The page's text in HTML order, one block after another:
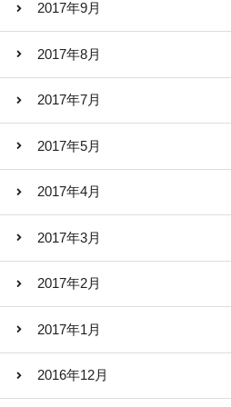
2017年9月
2017年8月
2017年7月
2017年5月
2017年4月
2017年3月
2017年2月
2017年1月
2016年12月